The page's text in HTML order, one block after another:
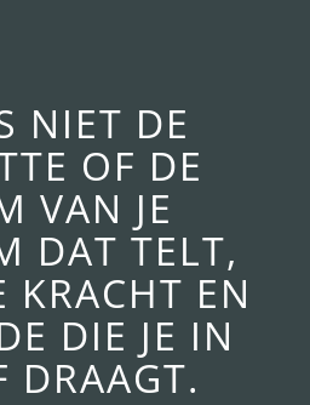
NIET DE
OF DE
VAN JE
DAT TELT,
KRACHT EN
DIE JE IN
DRAAGT.